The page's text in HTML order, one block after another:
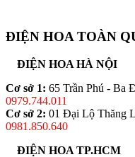
ĐIỆN HOA TOÀN
ĐIỆN HOA HÀ NỘI
Cơ sở 1: 65 Trần Phú - Ba
0979.744.011
Cơ sở 2: 01 Đại Lộ Thăng
0981.850.640
ĐIỆN HOA TP.HCM